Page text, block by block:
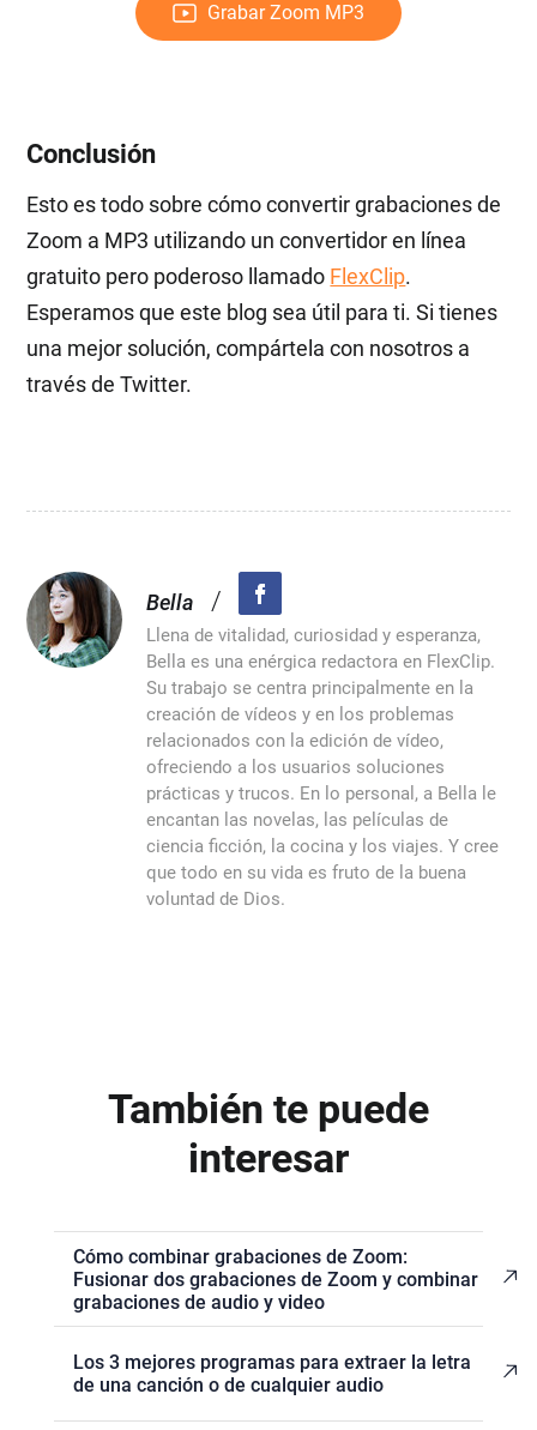
Grabar Zoom MP3
Conclusión
Esto es todo sobre cómo convertir grabaciones de
Zoom a MP3 utilizando un convertidor en línea
gratuito pero poderoso llamado FlexClip.
Esperamos que este blog sea útil para ti. Si tienes
una mejor solución, compártela con nosotros a
través de Twitter.
Bella /
Llena de vitalidad, curiosidad y esperanza,
Bella es una enérgica redactora en FlexClip.
Su trabajo se centra principalmente en la
creación de vídeos y en los problemas
relacionados con la edición de vídeo,
ofreciendo a los usuarios soluciones
prácticas y trucos. En lo personal, a Bella le
encantan las novelas, las películas de
ciencia ficción, la cocina y los viajes. Y cree
que todo en su vida es fruto de la buena
voluntad de Dios.
También te puede
interesar
Cómo combinar grabaciones de Zoom:
Fusionar dos grabaciones de Zoom y combinar
grabaciones de audio y video
Los 3 mejores programas para extraer la letra
de una canción o de cualquier audio